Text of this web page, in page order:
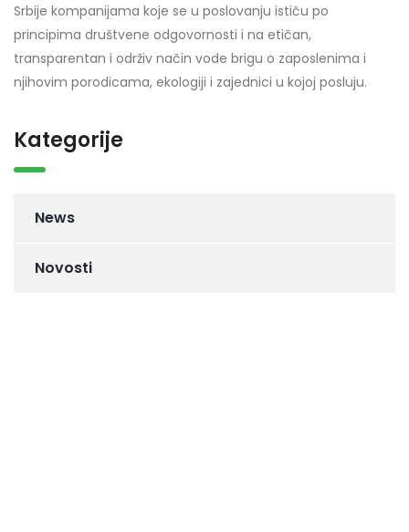
Srbije kompanijama koje se u poslovanju ističu po
principima društvene odgovornosti i na etičan,
transparentan i održiv način vode brigu o zaposlenima i
njihovim porodicama, ekologiji i zajednici u kojoj posluju.
Kategorije
News
Novosti